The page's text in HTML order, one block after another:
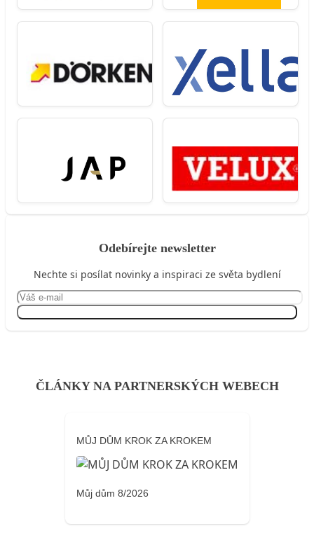
Odebírejte newsletter
Nechte si posílat novinky a inspiraci ze světa bydlení
ČLÁNKY NA PARTNERSKÝCH WEBECH
MŮJ DŮM KROK ZA KROKEM
Můj dům 8/2026